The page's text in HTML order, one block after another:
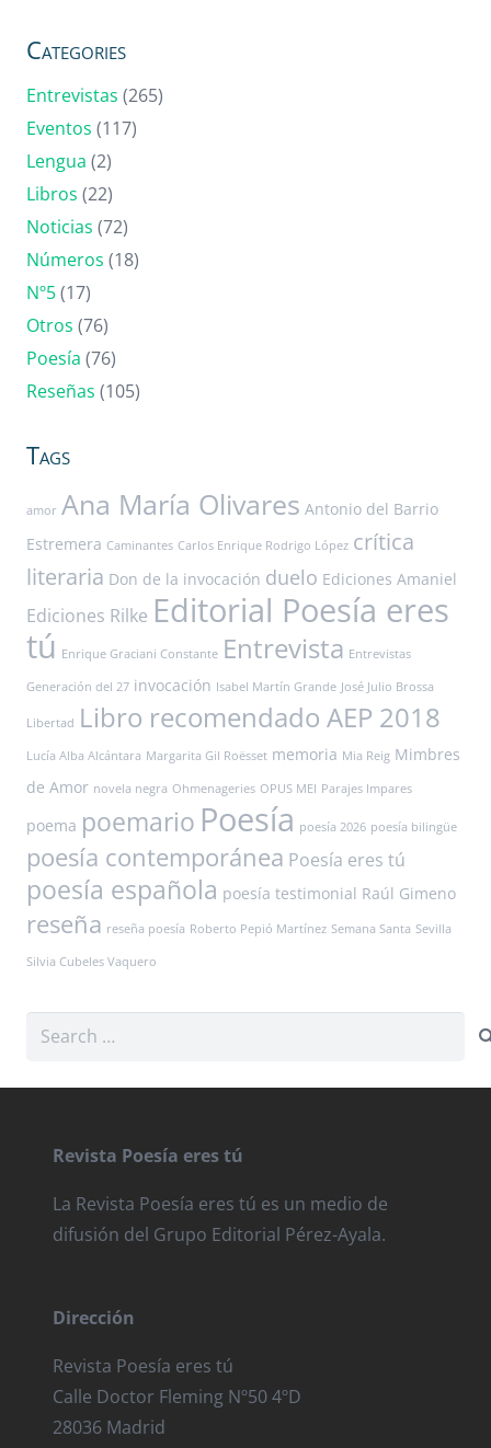
Categories
Entrevistas (265)
Eventos (117)
Lengua (2)
Libros (22)
Noticias (72)
Números (18)
Nº5(17)
Otros (76)
Poesía (76)
Reseñas (105)
Tags
amor Ana María Olivares Antonio del Barrio
Estremera Caminantes Carlos Enrique Rodrigo López crítica
literaria Don de la invocación duelo Ediciones Amaniel
Ediciones Rilke Editorial Poesía eres
tú Enrique Graciani Constante Entrevista Entrevistas
Generación del 27 invocación Isabel Martín Grande José Julio Brossa
Libertad Libro recomendado AEP 2018
Lucía Alba Alcántara Margarita Gil Roësset memoria Mia Reig Mimbres
de Amor novela negra Ohmenageries OPUS MEI Parajes Impares
poema poemario Poesía poesía 2026 poesía bilingüe
poesía contemporánea Poesía eres tú
poesía española poesía testimonial Raúl Gimeno
reseña reseña poesía Roberto Pepió Martínez Semana Santa Sevilla
Silvia Cubeles Vaquero
Search
Revista Poesía eres tú
La Revista Poesía eres tú es un medio de
difusión del Grupo Editorial Pérez-Ayala.
Dirección
Revista Poesía eres tú
Calle Doctor Fleming Nº50 4ºD
28036 Madrid